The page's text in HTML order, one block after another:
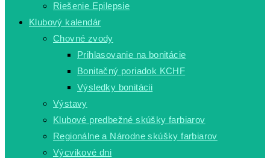
Riešenie Epilepsie
Klubový kalendár
Chovné zvody
Prihlasovanie na bonitácie
Bonitačný poriadok KCHF
Výsledky bonitácii
Výstavy
Klubové predbežné skúšky farbiarov
Regionálne a Národne skúšky farbiarov
Výcvikové dni